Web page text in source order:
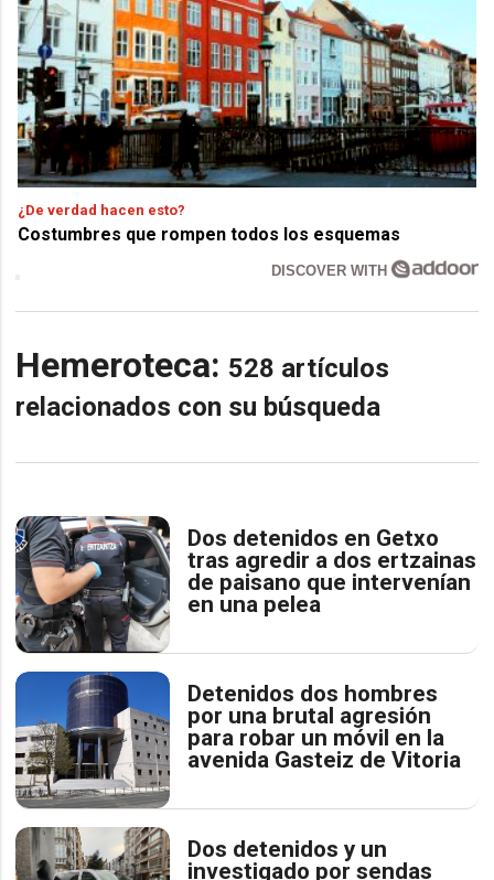
¿De verdad hacen esto?
Costumbres que rompen todos los esquemas
DISCOVER WITH
Hemeroteca: 528 artículos
relacionados con su búsqueda
Dos detenidos en Getxo
tras agredir a dos ertzainas
de paisano que intervenían
en una pelea
Detenidos dos hombres
por una brutal agresión
para robar un móvil en la
avenida Gasteiz de Vitoria
Dos detenidos y un
investigado por sendas